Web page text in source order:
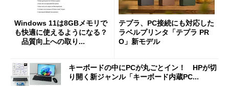
Windows 11は8GBメモリで
も快適に使えるようになる？
品質向上への取り...
テプラ、PC接続にも対応した
ラベルプリンタ「テプラ PR
O」新モデル
キーボードの中にPCが丸ごとイン！ HPが切
り開く新ジャンル「キーボード内蔵PC...